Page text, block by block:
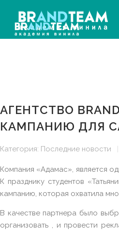
АГЕНТСТВО
КАМПАНИЮ ДЛЯ
Категория: Последние новости
Компания «Адамас», является
К празднику студентов
кампанию, которая охватила
В качестве партнера было
организовать , и провести